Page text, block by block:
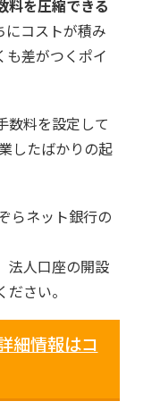
料を圧縮できる
にコストが積み
も差がつくポイ
数料を設定して
したばかりの起
らネット銀行の
法人口座の開設
さい。
細情報はコ